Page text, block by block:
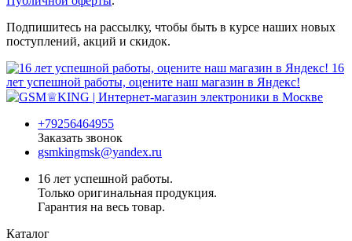
Подпишитесь на рассылку, чтобы быть в курсе наших новых
поступлений, акций и скидок.
16
лет успешной работы, оцените наш магазин в Яндекс!
+79256464955
Заказать звонок
gsmkingmsk@yandex.ru
16 лет успешной работы.
Только оригинальная продукция.
Гарантия на весь товар.
Каталог